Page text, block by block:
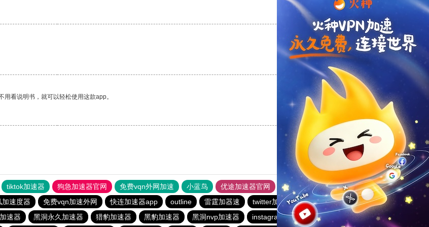
反对
看说明书，就可以轻松使用这款app。
反对[0]
tiktok加速器 狗急加速器官网 免费vqn外网加速 小蓝鸟 优途加速器官网 风驰加速器 旋风加速器
八戒看书
加速度器 免费vqn加速外网 快连加速器app outline 雷霆加器速 twitter加速器
telegeram苹果加速器
速器 黑洞永久加速器 猎豹加速器 黑豹加速器 黑洞nvp加速器 instagram免费加速器 火箭vp加速器官网